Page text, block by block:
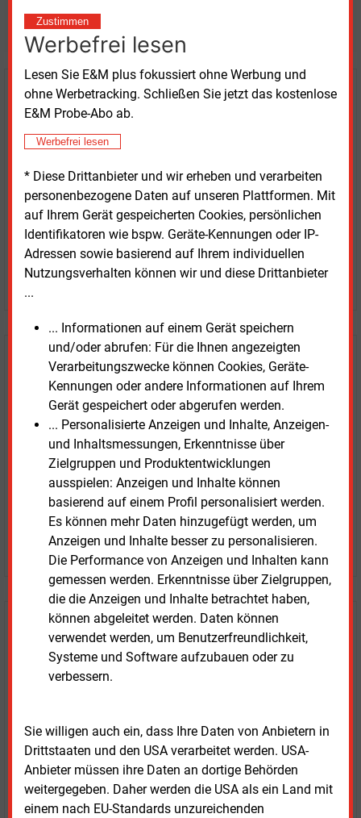
Zustimmen
Werbefrei lesen
Lesen Sie E&M plus fokussiert ohne Werbung und
ohne Werbetracking. Schließen Sie jetzt das kostenlose
E&M Probe-Abo ab.
Werbefrei lesen
* Diese Drittanbieter und wir erheben und verarbeiten
personenbezogene Daten auf unseren Plattformen. Mit
auf Ihrem Gerät gespeicherten Cookies, persönlichen
Identifikatoren wie bspw. Geräte-Kennungen oder IP-
Adressen sowie basierend auf Ihrem individuellen
Nutzungsverhalten können wir und diese Drittanbieter
...
... Informationen auf einem Gerät speichern
und/oder abrufen: Für die Ihnen angezeigten
Verarbeitungszwecke können Cookies, Geräte-
Kennungen oder andere Informationen auf Ihrem
Gerät gespeichert oder abgerufen werden.
... Personalisierte Anzeigen und Inhalte, Anzeigen-
und Inhaltsmessungen, Erkenntnisse über
Zielgruppen und Produktentwicklungen
ausspielen: Anzeigen und Inhalte können
basierend auf einem Profil personalisiert werden.
Es können mehr Daten hinzugefügt werden, um
Anzeigen und Inhalte besser zu personalisieren.
Die Performance von Anzeigen und Inhalten kann
gemessen werden. Erkenntnisse über Zielgruppen,
die die Anzeigen und Inhalte betrachtet haben,
können abgeleitet werden. Daten können
verwendet werden, um Benutzerfreundlichkeit,
Systeme und Software aufzubauen oder zu
verbessern.
Sie willigen auch ein, dass Ihre Daten von Anbietern in
Drittstaaten und den USA verarbeitet werden. USA-
Anbieter müssen ihre Daten an dortige Behörden
weitergegeben. Daher werden die USA als ein Land mit
einem nach EU-Standards unzureichenden
weitere Nachrichten lesen?
Kaufen Sie den Artikel
erhalten Sie sofort diesen redaktionellen Beitrag für
nur €2.98
JETZT ARTIKEL KAUFEN
Testen SieE&M
kostenlos und
unverbindlich
Zwei Wochen kostenfreier Zugang
Zugang auf stündlich aktualisierte Nachrichten mit
Prognose- und Marktdaten
+ einmal täglich E&M daily
+ zwei Ausgaben der Zeitung E&M
ohne automatische Verlängerung
JETZT KOSTENLOS TESTEN
Login für Kunden
LOGIN